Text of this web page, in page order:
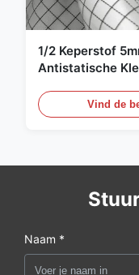
1/2 Keperstof
Antistatische
Vind de
Naam *